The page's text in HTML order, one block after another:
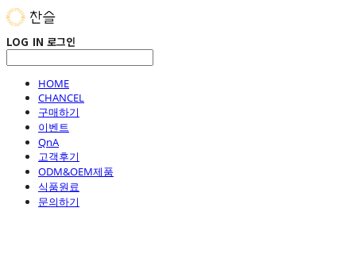
LOG IN 로그인
HOME
CHANCEL
구매하기
이벤트
QnA
고객후기
ODM&OEM제품
식품원료
문의하기